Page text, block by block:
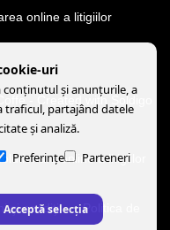
online a litigiilor
- Created with Soldigo
şi condiţii
Politica de
uri
conținutul și anunțurile, a
traficul, partajând datele
și analiză.
Preferințe Parteneri
Acceptă selecția